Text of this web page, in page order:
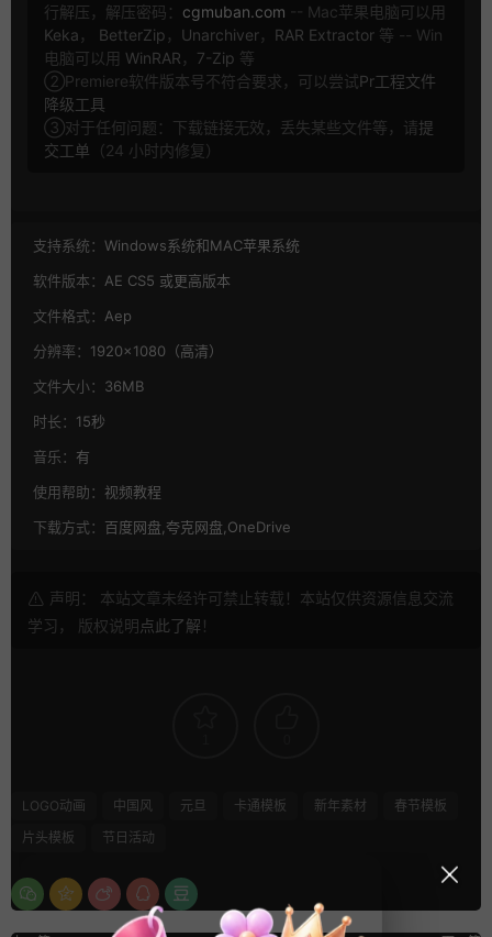
行解压，解压密码： cgmuban.com -- Mac苹果电脑可以用
Keka ， BetterZip ， Unarchiver， RAR Extractor 等 -- Win
电脑可以用 WinRAR ， 7-Zip 等
②Premiere软件版本号不符合要求，可以尝试Pr工程文件
降级工具
③对于任何问题：下载链接无效，丢失某些文件等，请提
交工单 （24 小时内修复）
支持系统： Windows系统和MAC苹果系统
软件版本： AE CS5 或更高版本
文件格式： Aep
分辨率： 1920×1080（高清）
文件大小： 36MB
时长： 15秒
音乐： 有
使用帮助： 视频教程
下载方式： 百度网盘,夸克网盘,OneDrive
声明： 本站文章未经许可禁止转载！本站仅供资源信息交流
学习， 版权说明点此了解 ！
LOGO动画 中国风 元旦 卡通模板 新年素材
春节模板
片头模板
节日活动